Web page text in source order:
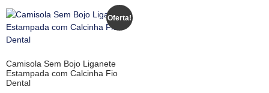
Oferta!
Camisola Sem Bojo Liganete
Estampada com Calcinha Fio
Dental